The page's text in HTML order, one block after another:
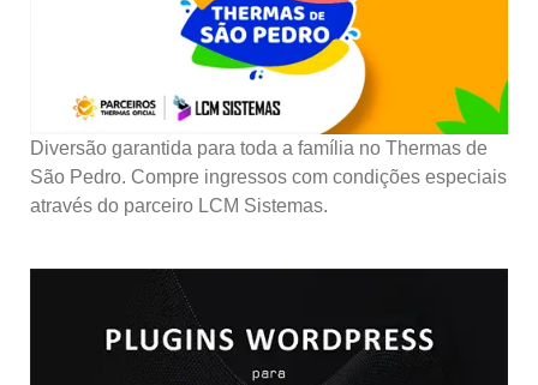
Diversão garantida para toda a família no Thermas de
São Pedro. Compre ingressos com condições especiais
através do parceiro LCM Sistemas.